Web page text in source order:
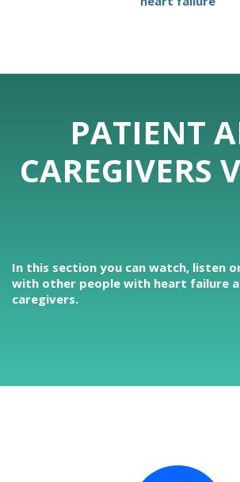
PATIENT
CAREGIVERS
In this section you can watch, listen
with other people with heart failure
caregivers.